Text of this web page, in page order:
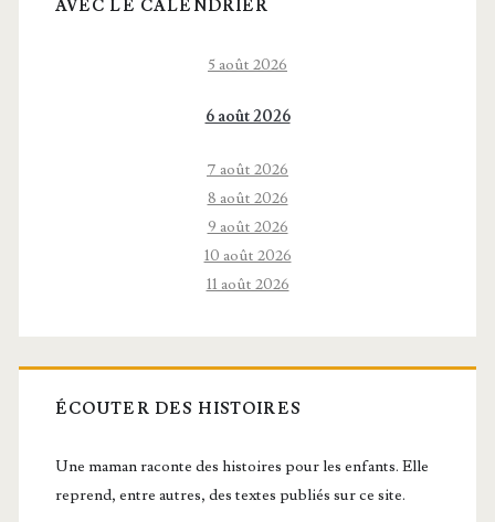
AVEC LE CALENDRIER
5 août 2026
6 août 2026
7 août 2026
8 août 2026
9 août 2026
10 août 2026
11 août 2026
ÉCOUTER DES HISTOIRES
Une maman raconte des histoires pour les enfants. Elle
reprend, entre autres, des textes publiés sur ce site.